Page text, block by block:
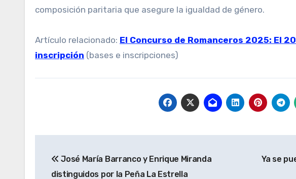
composición paritaria que asegure la igualdad de género.
Artículo relacionado: El Concurso de Romanceros 2025: El
inscripción (bases e inscripciones)
de
José María Barranco y Enrique Miranda
distinguidos por la Peña La Estrella
Ya se